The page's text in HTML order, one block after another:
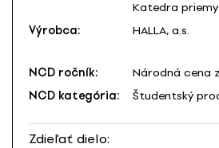
Katedra
Výrobca:
HALLA, a.s.
NCD ročník:
Národná cena
NCD kategória:
Študentský
Zdieľať dielo: